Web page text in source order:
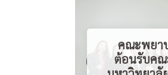
คณะพยา
ต้อนรับคณ